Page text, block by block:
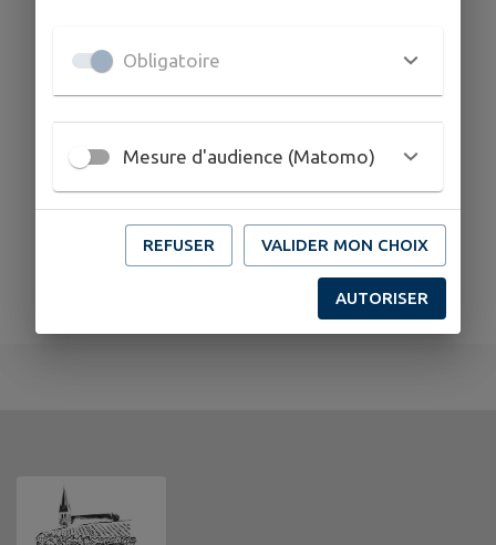
Obligatoire
Mesure d'audience (Matomo)
REFUSER VALIDER MON CHOIX
AUTORISER